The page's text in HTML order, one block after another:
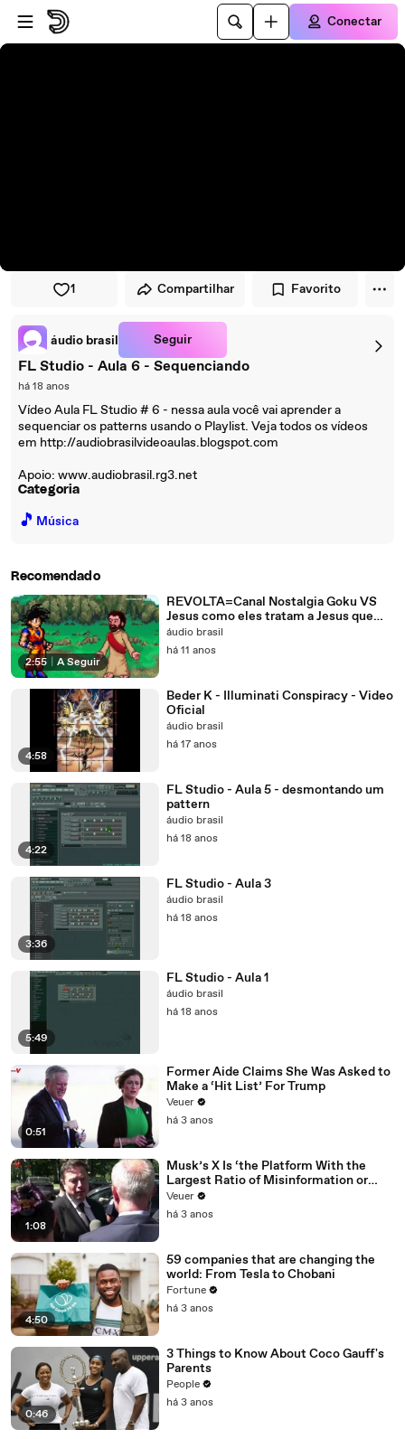
Pular para o player
Ir para o conteúdo principal
Conectar
1 Compartilhar Favorito
áudio brasil Seguir
FL Studio - Aula 6 - Sequenciando
há 18 anos
Vídeo Aula FL Studio # 6 - nessa aula você vai aprender a
sequenciar os patterns usando o Playlist. Veja todos os vídeos
em http://audiobrasilvideoaulas.blogspot.com
Apoio: www.audiobrasil.rg3.net
Categoria
🎵 Música
Recomendado
2:55 A Seguir
REVOLTA=Canal Nostalgia Goku VS
Jesus como eles tratam a Jesus que
morreu por nós
áudio brasil
há 11 anos
4:58
Beder K - Illuminati Conspiracy - Video
Oficial
áudio brasil
há 17 anos
4:22
FL Studio - Aula 5 - desmontando um
pattern
áudio brasil
há 18 anos
3:36
FL Studio - Aula 3
áudio brasil
há 18 anos
5:49
FL Studio - Aula 1
áudio brasil
há 18 anos
0:51
Former Aide Claims She Was Asked to
Make a ‘Hit List’ For Trump
Veuer
há 3 anos
1:08
Musk’s X Is ‘the Platform With the
Largest Ratio of Misinformation or
Disinformation’ Amongst All Social
Media Platforms
Veuer
há 3 anos
4:50
59 companies that are changing the
world: From Tesla to Chobani
Fortune
há 3 anos
0:46
3 Things to Know About Coco Gauff's
Parents
People
há 3 anos